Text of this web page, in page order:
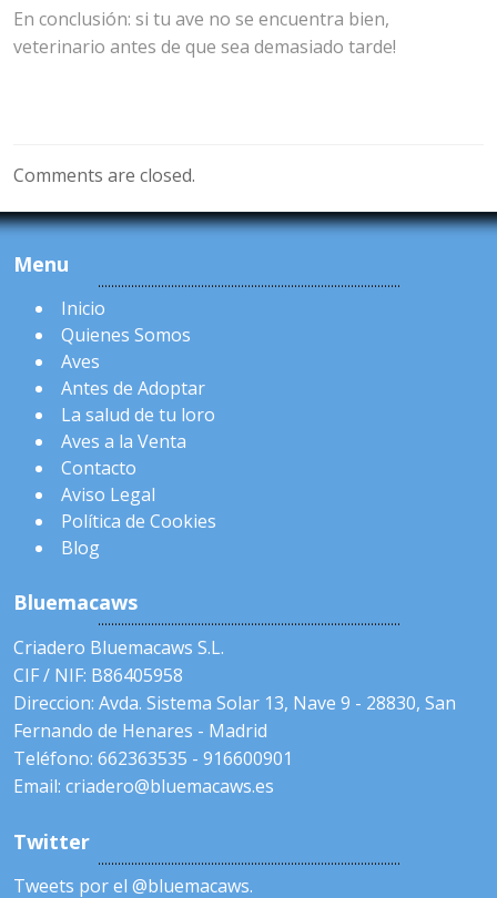
En conclusión: si tu ave no se encuentra bien,
veterinario antes de que sea demasiado tarde!
Comments are closed.
Menu
Inicio
Quienes Somos
Aves
Antes de Adoptar
La salud de tu loro
Aves a la Venta
Contacto
Aviso Legal
Política de Cookies
Blog
Bluemacaws
Criadero Bluemacaws S.L.
CIF / NIF: B86405958
Direccion: Avda. Sistema Solar 13, Nave 9 - 28830, San
Fernando de Henares - Madrid
Teléfono: 662363535 - 916600901
Email: criadero@bluemacaws.es
Twitter
Tweets por el @bluemacaws.